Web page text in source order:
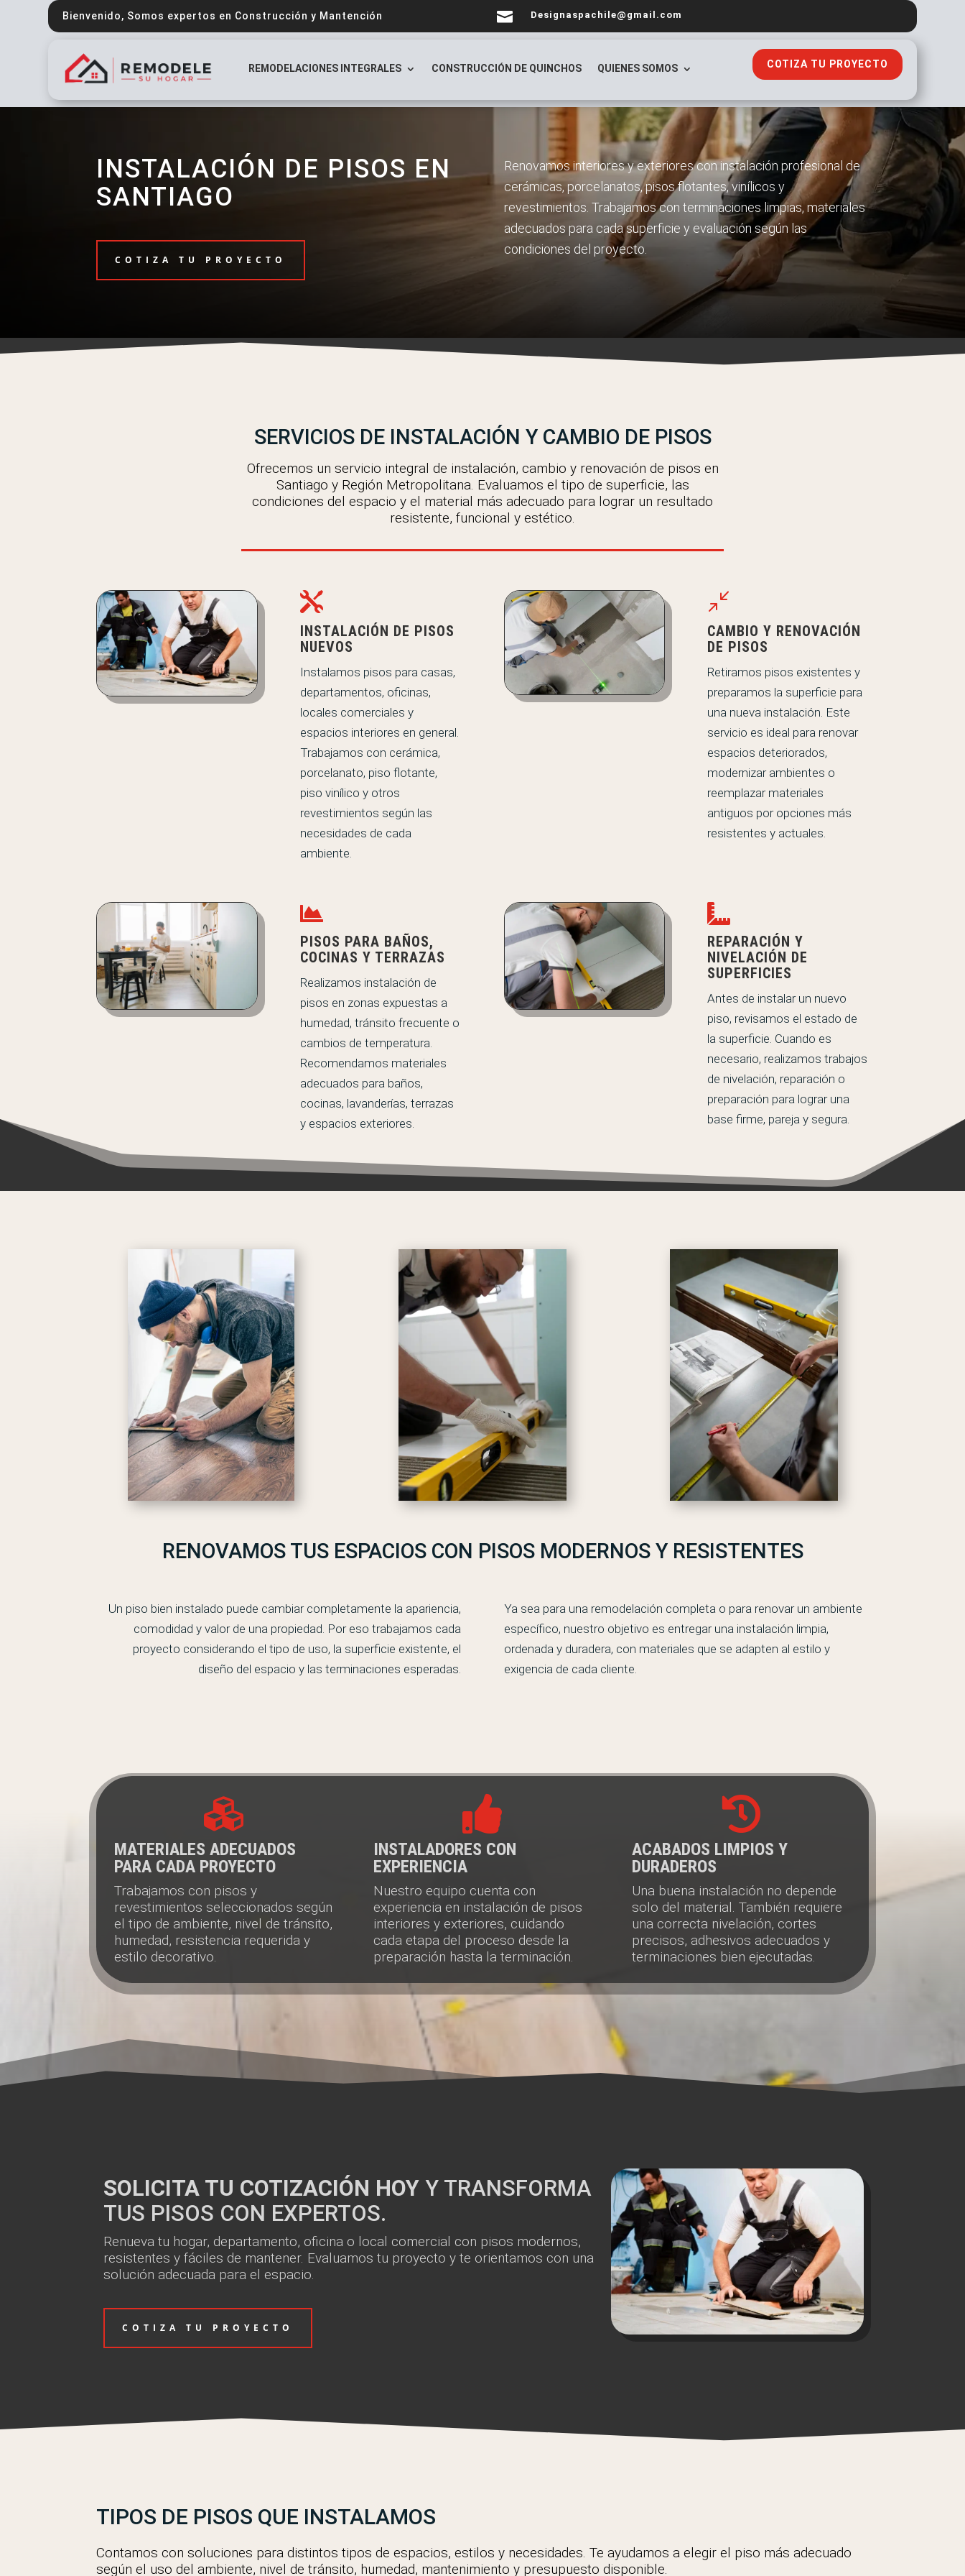
Bienvenido, Somos expertos en Construcción y Mantención  Designaspachile@gmail.com
REMODELACIONES INTEGRALES CONSTRUCCIÓN DE QUINCHOS QUIENES SOMOS COTIZA TU PROYECTO
INSTALACIÓN DE PISOS EN
SANTIAGO
COTIZA TU PROYECTO
Renovamos interiores y exteriores con instalación profesional de
cerámicas, porcelanatos, pisos flotantes, vinílicos y
revestimientos. Trabajamos con terminaciones limpias, materiales
adecuados para cada superficie y evaluación según las
condiciones del proyecto.
SERVICIOS DE INSTALACIÓN Y CAMBIO DE PISOS
Ofrecemos un servicio integral de instalación, cambio y renovación de pisos en
Santiago y Región Metropolitana. Evaluamos el tipo de superficie, las
condiciones del espacio y el material más adecuado para lograr un resultado
resistente, funcional y estético.

INSTALACIÓN DE PISOS
NUEVOS
Instalamos pisos para casas,
departamentos, oficinas,
locales comerciales y
espacios interiores en general.
Trabajamos con cerámica,
porcelanato, piso flotante,
piso vinílico y otros
revestimientos según las
necesidades de cada
ambiente.
/
CAMBIO Y RENOVACIÓN
DE PISOS
Retiramos pisos existentes y
preparamos la superficie para
una nueva instalación. Este
servicio es ideal para renovar
espacios deteriorados,
modernizar ambientes o
reemplazar materiales
antiguos por opciones más
resistentes y actuales.

PISOS PARA BAÑOS,
COCINAS Y TERRAZAS
Realizamos instalación de
pisos en zonas expuestas a
humedad, tránsito frecuente o
cambios de temperatura.
Recomendamos materiales
adecuados para baños,
cocinas, lavanderías, terrazas
y espacios exteriores.

REPARACIÓN Y
NIVELACIÓN DE
SUPERFICIES
Antes de instalar un nuevo
piso, revisamos el estado de
la superficie. Cuando es
necesario, realizamos trabajos
de nivelación, reparación o
preparación para lograr una
base firme, pareja y segura.
RENOVAMOS TUS ESPACIOS CON PISOS MODERNOS Y RESISTENTES
Un piso bien instalado puede cambiar completamente la apariencia,
comodidad y valor de una propiedad. Por eso trabajamos cada
proyecto considerando el tipo de uso, la superficie existente, el
diseño del espacio y las terminaciones esperadas.
Ya sea para una remodelación completa o para renovar un ambiente
específico, nuestro objetivo es entregar una instalación limpia,
ordenada y duradera, con materiales que se adapten al estilo y
exigencia de cada cliente.

MATERIALES ADECUADOS
PARA CADA PROYECTO
Trabajamos con pisos y
revestimientos seleccionados según
el tipo de ambiente, nivel de tránsito,
humedad, resistencia requerida y
estilo decorativo.

INSTALADORES CON
EXPERIENCIA
Nuestro equipo cuenta con
experiencia en instalación de pisos
interiores y exteriores, cuidando
cada etapa del proceso desde la
preparación hasta la terminación.

ACABADOS LIMPIOS Y
DURADEROS
Una buena instalación no depende
solo del material. También requiere
una correcta nivelación, cortes
precisos, adhesivos adecuados y
terminaciones bien ejecutadas.
SOLICITA TU COTIZACIÓN HOY Y TRANSFORMA
TUS PISOS CON EXPERTOS.
Renueva tu hogar, departamento, oficina o local comercial con pisos modernos,
resistentes y fáciles de mantener. Evaluamos tu proyecto y te orientamos con una
solución adecuada para el espacio.
COTIZA TU PROYECTO
TIPOS DE PISOS QUE INSTALAMOS
Contamos con soluciones para distintos tipos de espacios, estilos y necesidades. Te ayudamos a elegir el piso más adecuado
según el uso del ambiente, nivel de tránsito, humedad, mantenimiento y presupuesto disponible.